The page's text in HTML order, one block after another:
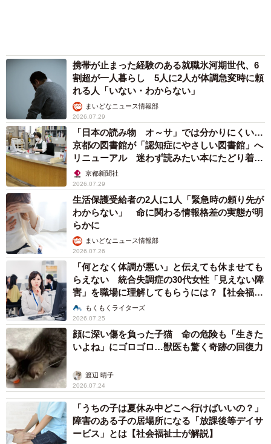
携帯が止まった経験のある就職氷河期世代、6
割超が一人暮らし 5人に2人が体調急変時に頼
れる人「いない・わからない」
まいどなニュース情報部
2026.07.29
「日本の読み物 オ～サ」では分かりにくい…
京都の図書館が「認知症にやさしい図書館」へ
リニューアル 迷わず読みたい本にたどり着く
工夫とは
京都新聞社
2026.07.29
生活保護受給者の2人に1人「緊急時の頼り先が
わからない」 命に関わる情報格差の実態が明
らかに
まいどなニュース情報部
2026.07.26
「何となく体調が悪い」と伝えても休ませても
らえない 統合失調症の30代女性「見えない障
害」を職場に理解してもらうには？【社会福祉
士が解説】
もくもくライターズ
2026.07.25
顔に深い傷を負った子猫 命の危険も「生きた
いよね」にゴロゴロ…獣医も驚く奇跡の回復力
渡辺 晴子
2026.07.24
「うちの子は夏休み中どこへ行けばいいの？」
障害のある子の居場所になる「放課後等デイサ
ービス」とは【社会福祉士が解説】